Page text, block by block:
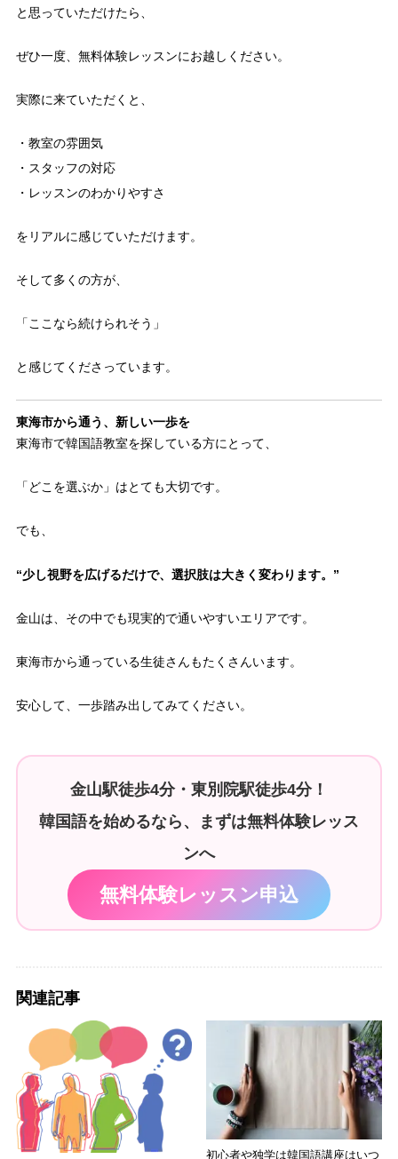
と思っていただけたら、
ぜひ一度、無料体験レッスンにお越しください。
実際に来ていただくと、
・教室の雰囲気
・スタッフの対応
・レッスンのわかりやすさ
をリアルに感じていただけます。
そして多くの方が、
「ここなら続けられそう」
と感じてくださっています。
東海市から通う、新しい一歩を
東海市で韓国語教室を探している方にとって、
「どこを選ぶか」はとても大切です。
でも、
“少し視野を広げるだけで、選択肢は大きく変わります。”
金山は、その中でも現実的で通いやすいエリアです。
東海市から通っている生徒さんもたくさんいます。
安心して、一歩踏み出してみてください。
金山駅徒歩4分・東別院駅徒歩4分！
韓国語を始めるなら、まずは無料体験レッス
ンへ
無料体験レッスン申込
関連記事
初心者や独学は韓国語講座はいつ